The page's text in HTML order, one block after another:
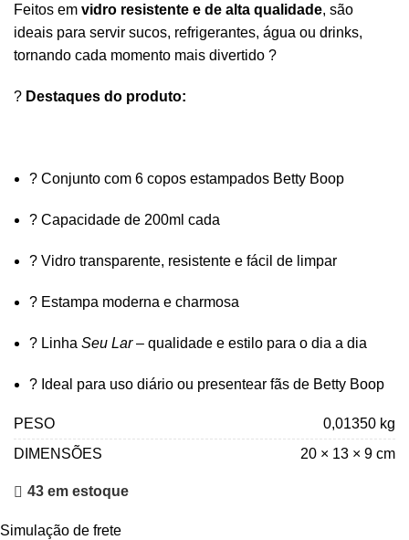
Feitos em vidro resistente e de alta qualidade, são
ideais para servir sucos, refrigerantes, água ou drinks,
tornando cada momento mais divertido ?
? Destaques do produto:
? Conjunto com 6 copos estampados Betty Boop
? Capacidade de 200ml cada
? Vidro transparente, resistente e fácil de limpar
? Estampa moderna e charmosa
? Linha Seu Lar– qualidade e estilo para o dia a dia
? Ideal para uso diário ou presentear fãs de Betty Boop
PESO
0,01350 kg
DIMENSÕES
20 × 13 × 9 cm
43 em estoque
Simulação de frete